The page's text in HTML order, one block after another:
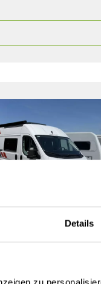
Details